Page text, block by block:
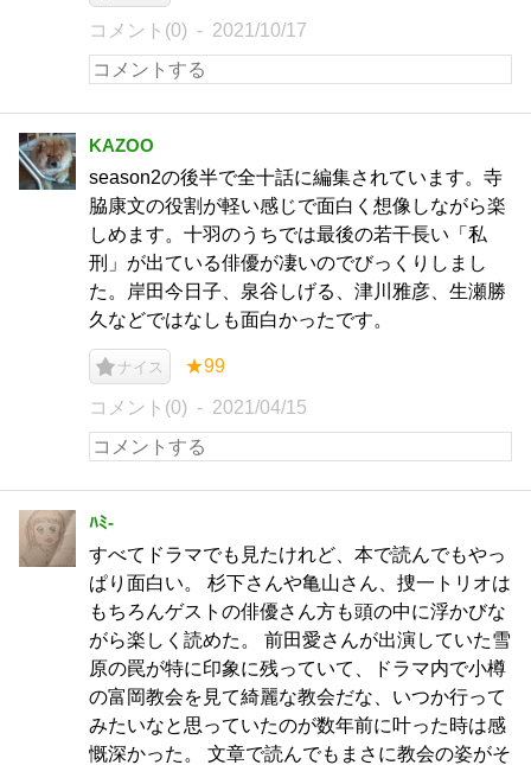
コメント(0) 2021/10/17
KAZOO
season2の後半で全十話に編集されています。寺
脇康文の役割が軽い感じで面白く想像しながら楽
しめます。十羽のうちでは最後の若干長い「私
刑」が出ている俳優が凄いのでびっくりしまし
た。岸田今日子、泉谷しげる、津川雅彦、生瀬勝
久などではなしも面白かったです。
ナイス ★99
コメント(0) 2021/04/15
ﾊﾐ-
すべてドラマでも見たけれど、本で読んでもやっ
ぱり面白い。 杉下さんや亀山さん、捜一トリオは
もちろんゲストの俳優さん方も頭の中に浮かびな
がら楽しく読めた。 前田愛さんが出演していた雪
原の罠が特に印象に残っていて、ドラマ内で小樽
の富岡教会を見て綺麗な教会だな、いつか行って
みたいなと思っていたのが数年前に叶った時は感
慨深かった。 文章で読んでもまさに教会の姿がそ